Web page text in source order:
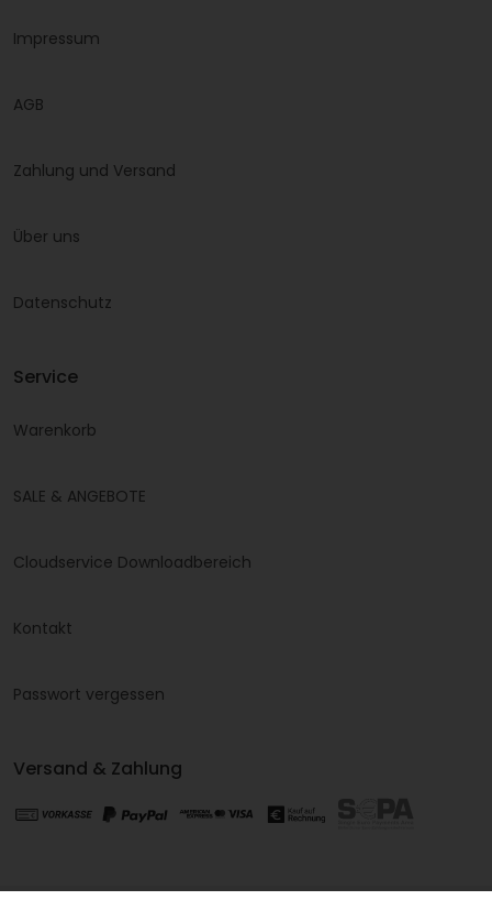
Impressum
AGB
Zahlung und Versand
Über uns
Datenschutz
Service
Warenkorb
SALE & ANGEBOTE
Cloudservice Downloadbereich
Kontakt
Passwort vergessen
Versand & Zahlung